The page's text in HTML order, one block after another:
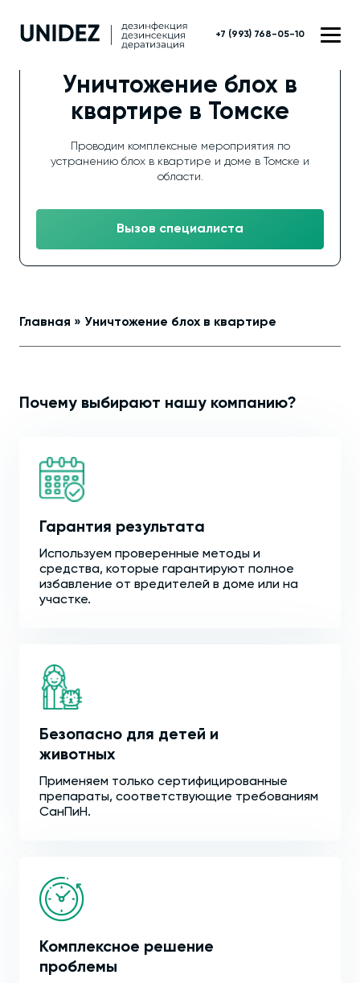
+7 (993) 768-05-10
Уничтожение блох в
квартире в Томске
Проводим комплексные мероприятия по
устранению блох в квартире и доме в Томске и
области.
Вызов специалиста
Главная » Уничтожение блох в квартире
Почему выбирают нашу компанию?
Гарантия результата
Используем проверенные методы и
средства, которые гарантируют полное
избавление от вредителей в доме или на
участке.
Безопасно для детей и
животных
Применяем только сертифицированные
препараты, соответствующие требованиям
СанПиН.
Комплексное решение
проблемы